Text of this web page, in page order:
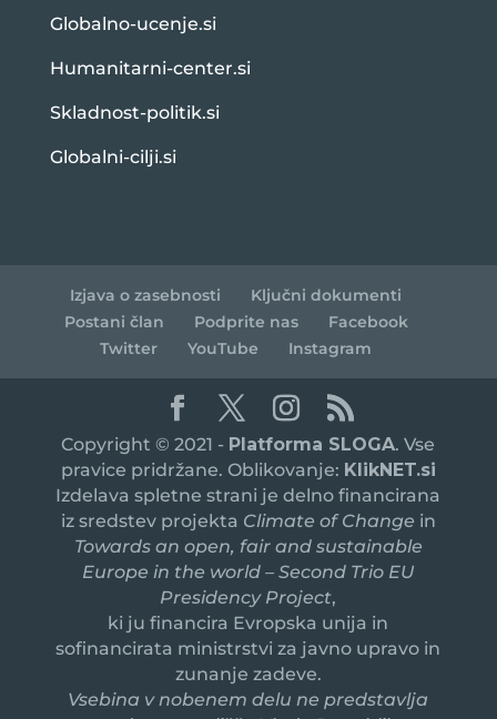
Globalno-ucenje.si
Humanitarni-center.si
Skladnost-politik.si
Globalni-cilji.si
Izjava o zasebnosti
Ključni dokumenti
Postani član
Podprite nas
Facebook
Twitter
YouTube Instagram
Copyright © 2021 - Platforma SLOGA. Vse
pravice pridržane. Oblikovanje: KlikNET.si
Izdelava spletne strani je delno financirana
iz sredstev projekta Climate of Change in
Towards an open, fair and sustainable
Europe in the world – Second Trio EU
Presidency Project,
ki ju financira Evropska unija in
sofinancirata ministrstvi za javno upravo in
zunanje zadeve.
Vsebina v nobenem delu ne predstavlja